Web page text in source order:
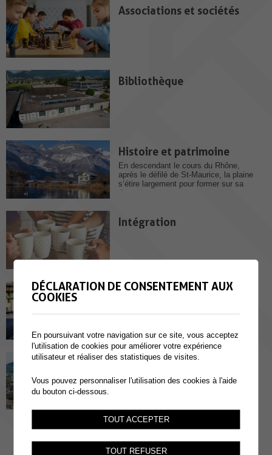
Associations et sociétés
Bibliothèque
Histoire et patrimoine
En descendant le cours du Rhône,
après le défilé de St-Maurice, la plaine
s’étire largement pour former sur sa
rive...
Intégration
Office de la population
Présentation et situation
DÉCLARATION DE CONSENTEMENT AUX
COOKIES
En poursuivant votre navigation sur ce site, vous acceptez
l'utilisation de cookies pour améliorer votre expérience
utilisateur et réaliser des statistiques de visites.
Vous pouvez personnaliser l'utilisation des cookies à l'aide
du bouton ci-dessous.
TOUT ACCEPTER
TOUT REFUSER